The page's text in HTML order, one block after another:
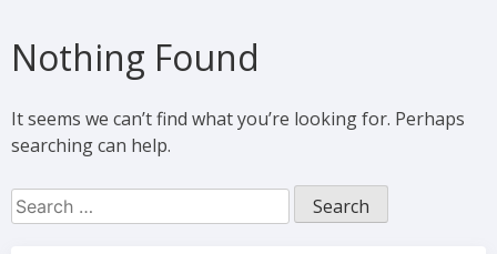
Nothing Found
It seems we can’t find what you’re looking for. Perhaps
searching can help.